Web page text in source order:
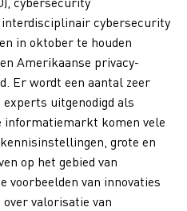
cybersecurity
in oktober te houden
Amerikaanse privacy-
Er wordt een aantal zeer
uitgenodigd als
informatiemarkt komen vele
grote en
op het gebied van
voorbeelden van innovaties
valorisatie van